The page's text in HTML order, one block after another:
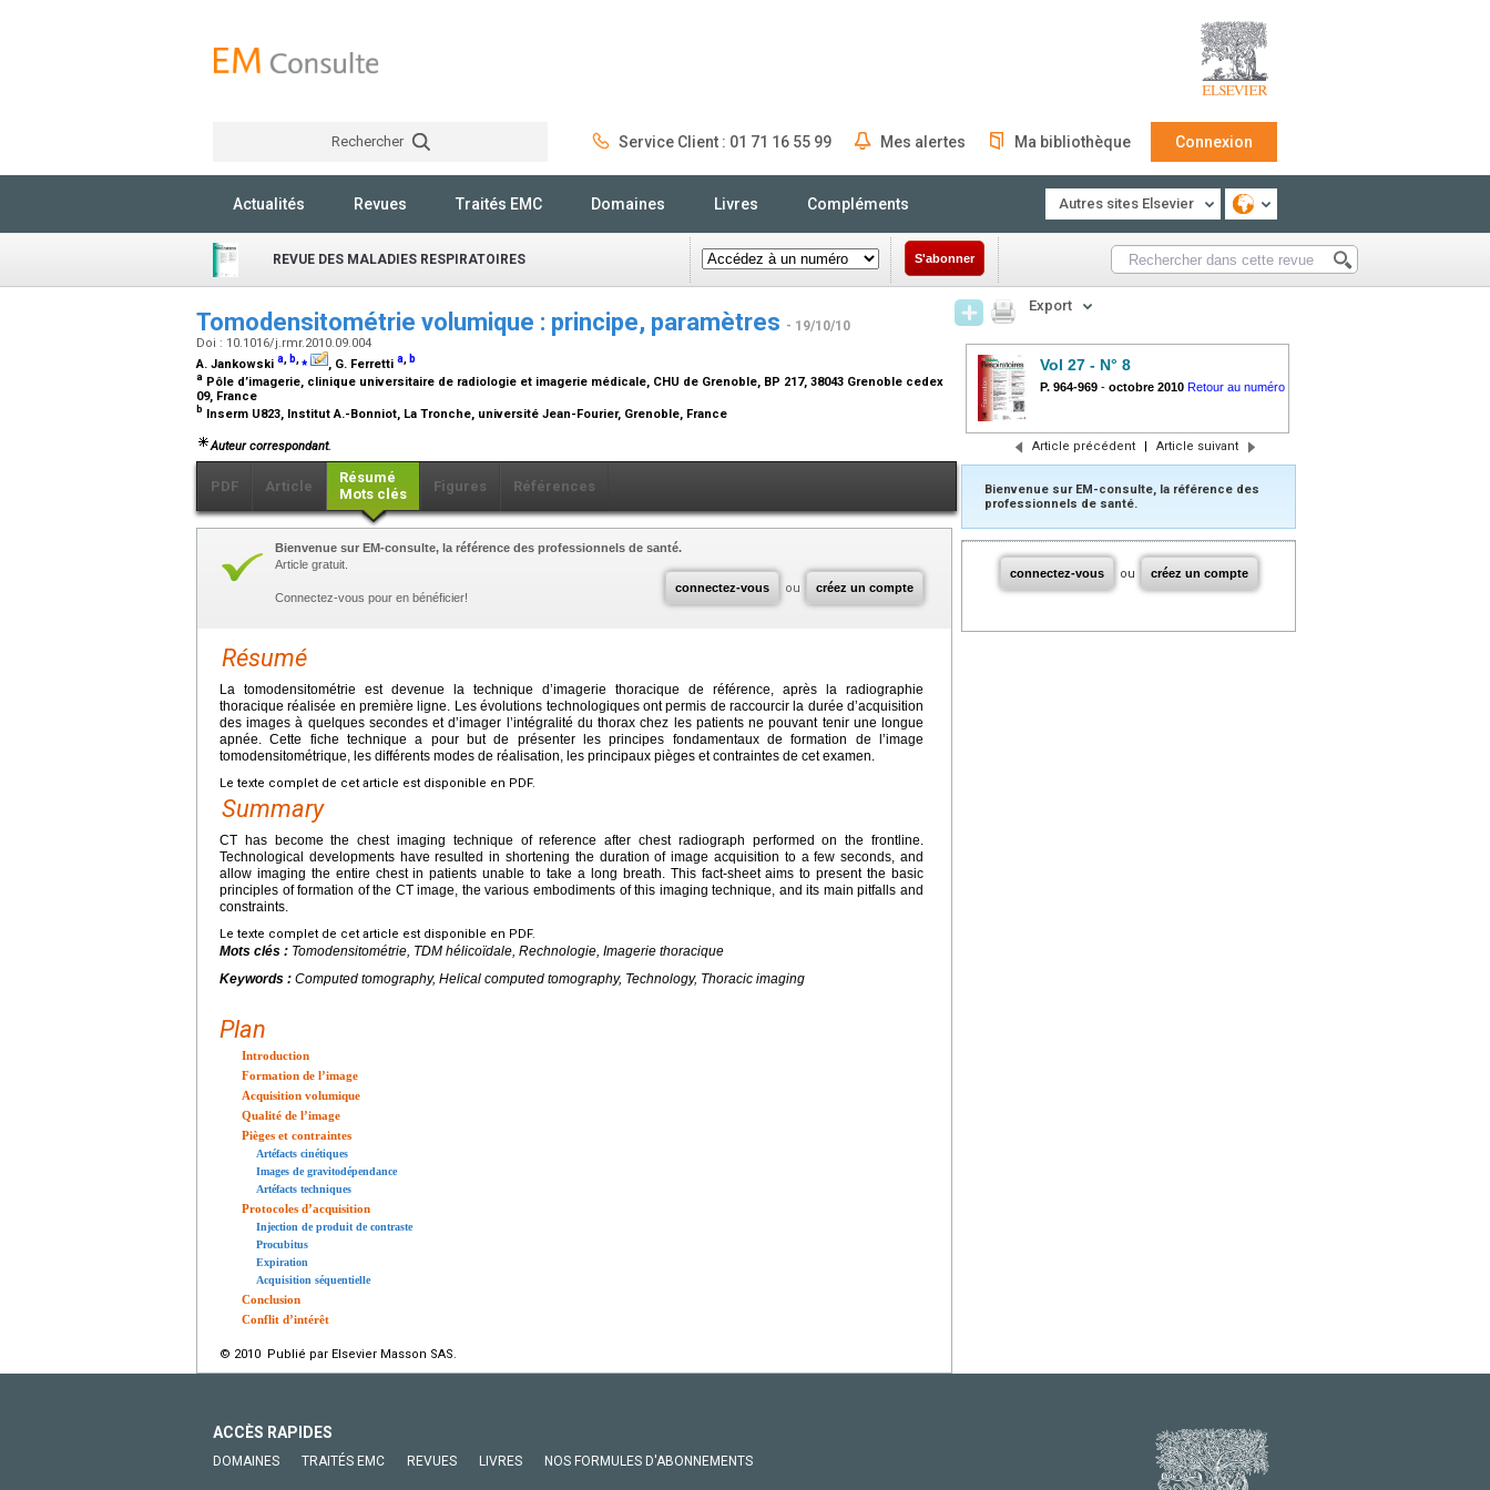
Rechercher Service Client : 01 71 16 55 99 Mes alertes Ma bibliothèque Connexion
Actualités Revues Traités EMC Domaines Livres Compléments Autres sites Elsevier
REVUE DES MALADIES RESPIRATOIRES S'abonner
Tomodensitométrie volumique : principe, paramètres - 19/10/10
Doi : 10.1016/j.rmr.2010.09.004
A. Jankowski a, b,⁎ , G. Ferretti a, b
a Pôle d’imagerie, clinique universitaire de radiologie et imagerie médicale, CHU de Grenoble, BP 217, 38043 Grenoble cedex
09, France
b Inserm U823, Institut A.-Bonniot, La Tronche, université Jean-Fourier, Grenoble, France
Auteur correspondant.
PDF Article
Résumé
Mots clés
Figures Références
connectez-vous ou créez un compte
Bienvenue sur EM-consulte, la référence des professionnels de santé.
Article gratuit.
Connectez-vous pour en bénéficier!
Résumé
La tomodensitométrie est devenue la technique d’imagerie thoracique de référence, après la radiographie
thoracique réalisée en première ligne. Les évolutions technologiques ont permis de raccourcir la durée d’acquisition
des images à quelques secondes et d’imager l’intégralité du thorax chez les patients ne pouvant tenir une longue
apnée. Cette fiche technique a pour but de présenter les principes fondamentaux de formation de l’image
tomodensitométrique, les différents modes de réalisation, les principaux pièges et contraintes de cet examen.
Le texte complet de cet article est disponible en PDF.
Summary
CT has become the chest imaging technique of reference after chest radiograph performed on the frontline.
Technological developments have resulted in shortening the duration of image acquisition to a few seconds, and
allow imaging the entire chest in patients unable to take a long breath. This fact-sheet aims to present the basic
principles of formation of the CT image, the various embodiments of this imaging technique, and its main pitfalls and
constraints.
Le texte complet de cet article est disponible en PDF.
Mots clés : Tomodensitométrie, TDM hélicoïdale, Rechnologie, Imagerie thoracique
Keywords : Computed tomography, Helical computed tomography, Technology, Thoracic imaging
Plan
Introduction
Formation de l’image
Acquisition volumique
Qualité de l’image
Pièges et contraintes
Artéfacts cinétiques
Images de gravitodépendance
Artéfacts techniques
Protocoles d’acquisition
Injection de produit de contraste
Procubitus
Expiration
Acquisition séquentielle
Conclusion
Conflit d’intérêt
© 2010 Publié par Elsevier Masson SAS.
Export
Vol 27 - N° 8
P. 964-969 - octobre 2010 Retour au numéro
Article précédent | Article suivant
Bienvenue sur EM-consulte, la référence des
professionnels de santé.
connectez-vous ou créez un compte
ACCÈS RAPIDES
DOMAINES TRAITÉS EMC REVUES LIVRES NOS FORMULES D'ABONNEMENTS